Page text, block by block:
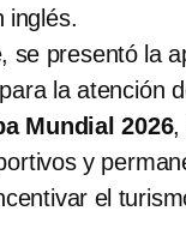
inglés.
se presentó la
la atención
Mundial 2026,
y
el